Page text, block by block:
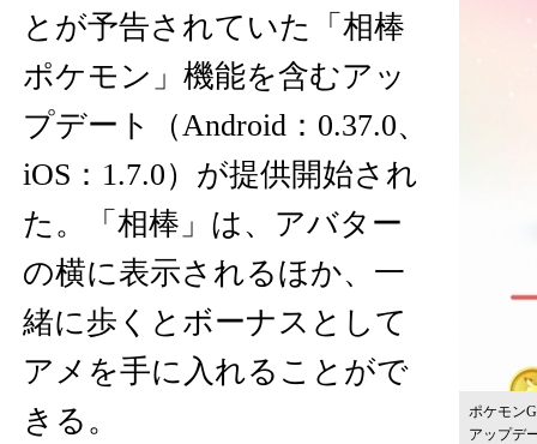
ポケモン
アップデ
とが予告されていた「相棒
ポケモン」機能を含むアッ
プデート（Android：0.37.0、
iOS：1.7.0）が提供開始され
た。「相棒」は、アバター
の横に表示されるほか、一
緒に歩くとボーナスとして
アメを手に入れることがで
きる。